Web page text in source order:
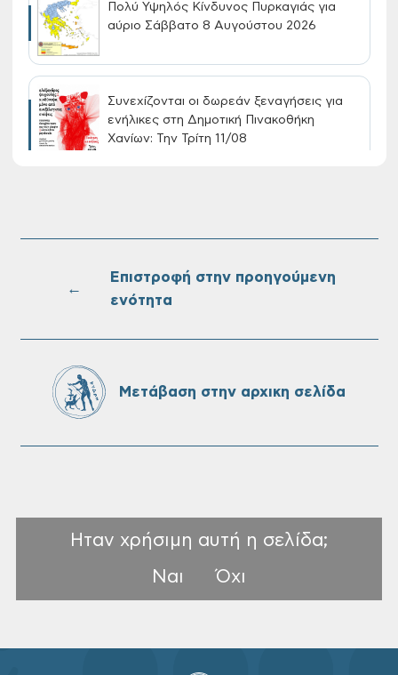
Πολύ Υψηλός Κίνδυνος Πυρκαγιάς για
αύριο Σάββατο 8 Αυγούστου 2026
Συνεχίζονται οι δωρεάν ξεναγήσεις για
ενήλικες στη Δημοτική Πινακοθήκη
Χανίων: Την Τρίτη 11/08
Τακτική συνεδρίαση Δημοτικής Επιτροπής
←
Επιστροφή στην προηγούμενη
ενότητα
Μετάβαση στην αρχικη σελίδα
Ηταν χρήσιμη αυτή η σελίδα;
Ναι
Όχι